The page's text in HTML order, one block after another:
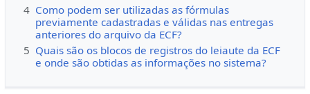
4 Como podem ser utilizadas as fórmulas
previamente cadastradas e válidas nas entregas
anteriores do arquivo da ECF?
5 Quais são os blocos de registros do leiaute da ECF
e onde são obtidas as informações no sistema?